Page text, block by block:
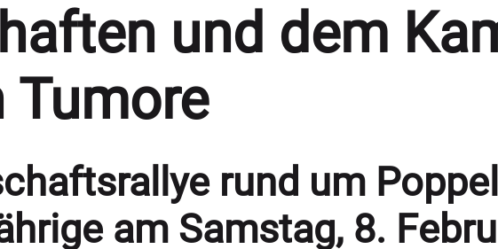
und dem
Tumore
rund um
am Samstag, 8.